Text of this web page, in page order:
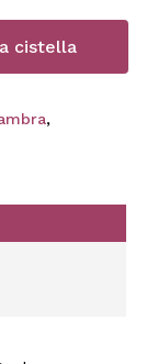
cistella
,